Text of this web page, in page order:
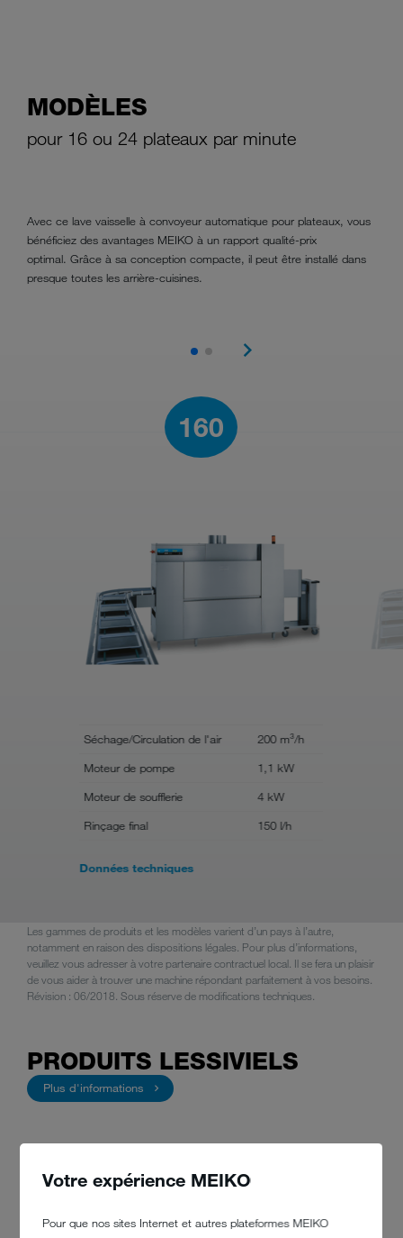
Votre expérience MEIKO
Pour que nos sites Internet et autres plateformes MEIKO
MODÈLES
pour 16 ou 24 plateaux par minute
Avec ce lave vaisselle à convoyeur automatique pour plateaux, vous
bénéficiez des avantages MEIKO à un rapport qualité-prix
optimal. Grâce à sa conception compacte, il peut être installé dans
presque toutes les arrière-cuisines.
160
Séchage/Circulation de l'air
200 m³/h
Moteur de pompe
1,1 kW
Moteur de soufflerie
4 kW
Rinçage final
150 l/h
Données techniques
Les gammes de produits et les modèles varient d’un pays à l’autre,
notamment en raison des dispositions légales. Pour plus d’informations,
veuillez vous adresser à votre partenaire contractuel local. Il se fera un plaisir
de vous aider à trouver une machine répondant parfaitement à vos besoins.
Révision : 06/2018. Sous réserve de modifications techniques.
PRODUITS LESSIVIELS
Plus d'informations